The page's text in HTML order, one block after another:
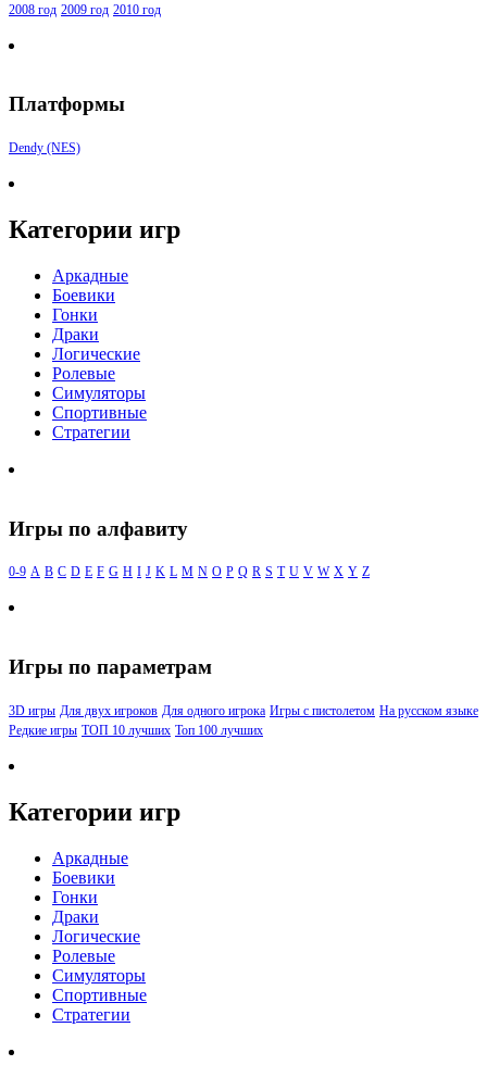
2008 год 2009 год 2010 год
Платформы
Dendy (NES)
Категории игр
Аркадные
Боевики
Гонки
Драки
Логические
Ролевые
Симуляторы
Спортивные
Стратегии
Игры по алфавиту
0-9 A B C D E F G H I J K L M N O P Q R S T U V W X Y Z
Игры по параметрам
3D игры Для двух игроков Для одного игрока Игры с пистолетом На русском языке
Редкие игры ТОП 10 лучших Топ 100 лучших
Категории игр
Аркадные
Боевики
Гонки
Драки
Логические
Ролевые
Симуляторы
Спортивные
Стратегии